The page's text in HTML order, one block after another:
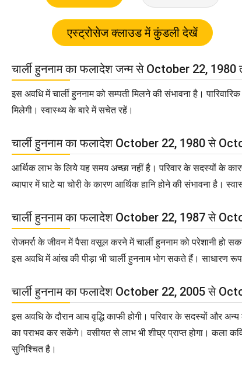
चार्ली हुननाम का फलादेश जन्म से October 22, 1980
इस अवधि में चार्ली हुननाम को सम्पती मिलने की संभावना है।
मिलेगी। स्वास्थ्य के बारे में सचेत रहें।
चार्ली हुननाम का फलादेश October 22, 1980 से
आर्थिक लाभ के लिये यह समय अच्छा नहीं है। परिवार के सदस्यों के
व्यापार में घाटे या चोरी के कारण आर्थिक हानि होने की संभावना है।
चार्ली हुननाम का फलादेश October 22, 1987 से
रोजमर्रा के जीवन में पैसा वसूल करने में चार्ली हुननाम को परेशानी हो
इस अवधि में आंख की पीड़ा भी चार्ली हुननाम भोग सकते हैं। साधारण
चार्ली हुननाम का फलादेश October 22, 2005 से
इस अवधि के दौरान आय वृद्धि काफी होगी। परिवार के सदस्यों और
का पराभव कर सकेंगे। वसीयत से लाभ भी शीघ्र प्राप्त होगा। कला
सुनिश्चित है।